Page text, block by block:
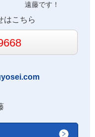
遠藤です！
はこちら